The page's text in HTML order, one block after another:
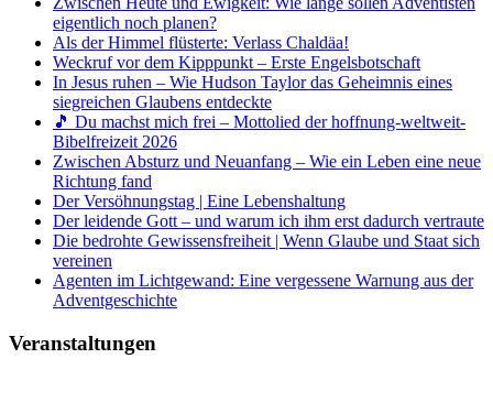
eigentlich noch planen?
Als der Himmel flüsterte: Verlass Chaldäa!
Weckruf vor dem Kipppunkt – Erste Engelsbotschaft
In Jesus ruhen – Wie Hudson Taylor das Geheimnis eines
siegreichen Glaubens entdeckte
🎵 Du machst mich frei – Mottolied der hoffnung-weltweit-
Bibelfreizeit 2026
Zwischen Absturz und Neuanfang – Wie ein Leben eine neue
Richtung fand
Der Versöhnungstag | Eine Lebenshaltung
Der leidende Gott – und warum ich ihm erst dadurch vertraute
Die bedrohte Gewissensfreiheit | Wenn Glaube und Staat sich
vereinen
Agenten im Lichtgewand: Eine vergessene Warnung aus der
Adventgeschichte
Veranstaltungen